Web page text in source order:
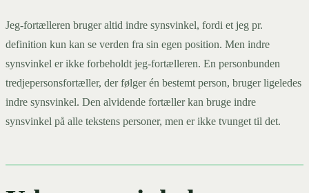
Jeg-fortælleren bruger altid indre synsvinkel, fordi et jeg pr.
definition kun kan se verden fra sin egen position. Men indre
synsvinkel er ikke forbeholdt jeg-fortælleren. En personbunden
tredjepersonsfortæller, der følger én bestemt person, bruger ligeledes
indre synsvinkel. Den alvidende fortæller kan bruge indre
synsvinkel på alle tekstens personer, men er ikke tvunget til det.